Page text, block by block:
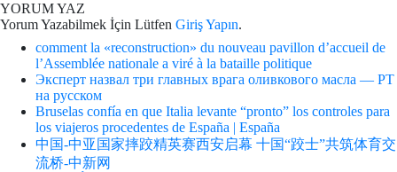
YORUM YAZ
Yorum Yazabilmek İçin Lütfen Giriş Yapın.
comment la «reconstruction» du nouveau pavillon d’accueil de
l’Assemblée nationale a viré à la bataille politique
Эксперт назвал три главных врага оливкового масла — РТ
на русском
Bruselas confía en que Italia levante “pronto” los controles para
los viajeros procedentes de España | España
中国-中亚国家摔跤精英赛西安启幕 十国“跤士”共筑体育交
流桥-中新网